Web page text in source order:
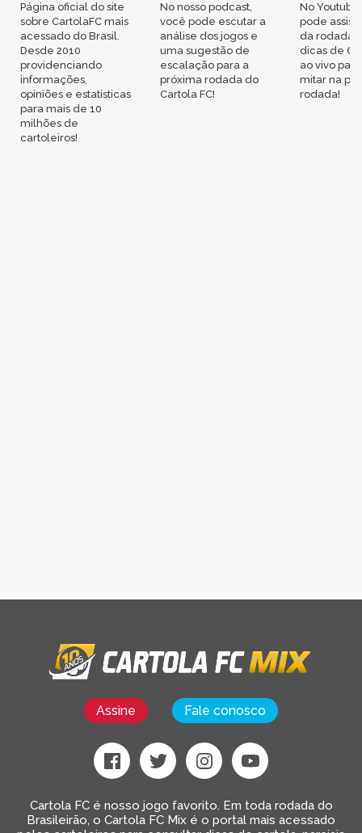
Página oficial do site
sobre CartolaFC mais
acessado do Brasil.
Desde 2010
providenciando
informações,
opiniões e estatísticas
para mais de 10
milhões de
cartoleiros!
No nosso podcast,
você pode escutar a
análise dos jogos e
uma sugestão de
escalação para a
próxima rodada do
Cartola FC!
No
pode
da rodada,
dicas de
ao vivo
mitar na
rodada!
Assine Fale conosco
Cartola FC é nosso jogo favorito. Em toda rodada do
Brasileirão, o Cartola FC Mix é o portal mais acessado